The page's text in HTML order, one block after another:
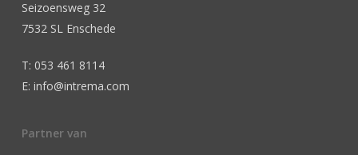
Seizoensweg 32
7532 SL Enschede
T: 053 461 8114
E: info@intrema.com
Partner van